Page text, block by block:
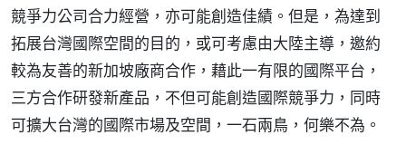
競爭力公司合力經營，亦可能創造佳績。但是，為達到
拓展台灣國際空間的目的，或可考慮由大陸主導，邀約
較為友善的新加坡廠商合作，藉此一有限的國際平台，
三方合作研發新產品，不但可能創造國際競爭力，同時
可擴大台灣的國際市場及空間，一石兩鳥，何樂不為。